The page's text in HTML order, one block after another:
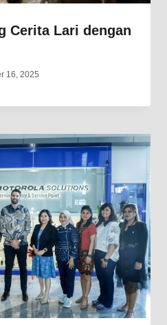
Cerita Lari dengan
16, 2025